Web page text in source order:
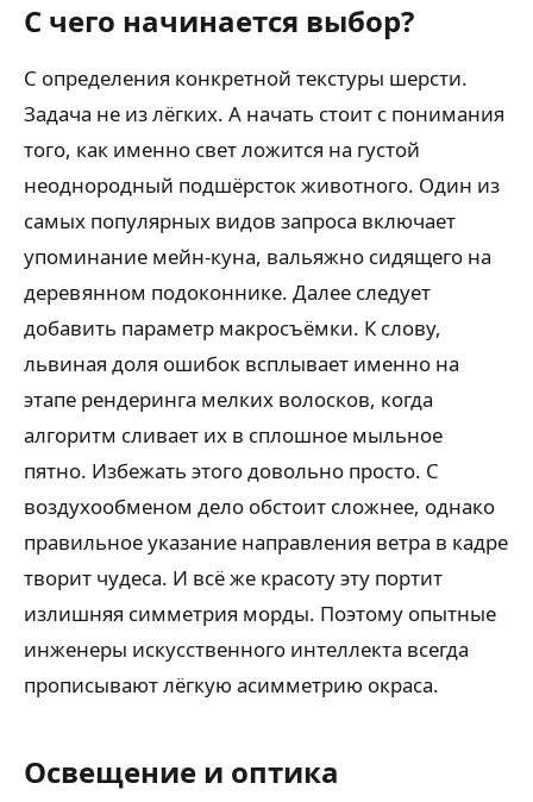
С чего начинается выбор?
С определения конкретной текстуры шерсти.
Задача не из лёгких. А начать стоит с понимания
того, как именно свет ложится на густой
неоднородный подшёрсток животного. Один из
самых популярных видов запроса включает
упоминание мейн-куна, вальяжно сидящего на
деревянном подоконнике. Далее следует
добавить параметр макросъёмки. К слову,
львиная доля ошибок всплывает именно на
этапе рендеринга мелких волосков, когда
алгоритм сливает их в сплошное мыльное
пятно. Избежать этого довольно просто. С
воздухообменом дело обстоит сложнее, однако
правильное указание направления ветра в кадре
творит чудеса. И всё же красоту эту портит
излишняя симметрия морды. Поэтому опытные
инженеры искусственного интеллекта всегда
прописывают лёгкую асимметрию окраса.
Освещение и оптика